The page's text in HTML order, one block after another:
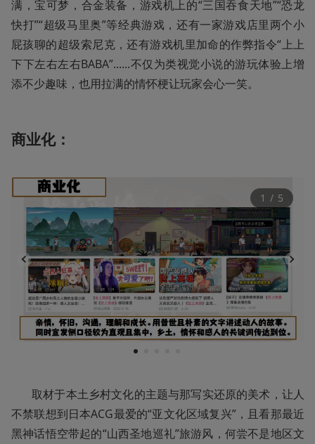
满，宝可梦，合金装备，游戏机上的“三国吞食天地”“恐龙
快打”“超级马里奥”等经典游戏，还有一家游戏店里两个小
屁孩聊的超级索尼克，还有游戏机里加命的作弊指令“上上
下下左右左右BABA”......不仅为类视觉小说的游玩体验上增
添不少趣味，也用拉满的情怀梗让玩家会心一笑。
商业化：
1
1 / 5
       取材于本土乡村文化的主题与那写实还原的美术，让人
不禁联想到日本ACG最爱的“亚文化区域复兴”，且看那最近
黑神话悟空带起的“山西圣地巡礼”旅游风，何尝不是地区文